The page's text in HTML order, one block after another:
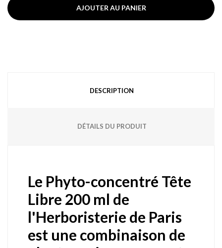
AJOUTER AU PANIER
DESCRIPTION
DÉTAILS DU PRODUIT
Le Phyto-concentré Tête
Libre 200 ml de
l'Herboristerie de Paris
est une combinaison de